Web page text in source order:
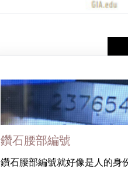
鑽石腰部編號
鑽石腰部編號就好像是人的身